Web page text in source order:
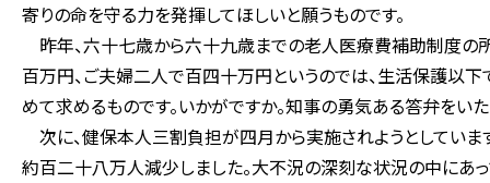
寄りの命を守る力を発揮してほしいと願うものです。
昨年、六十七歳から六十九歳までの老人医療費補助制度の
百万円、ご夫婦二人で百四十万円というのでは、生活保護以
めて求めるものです。いかがですか。知事の勇気ある答弁をい
次に、健保本人三割負担が四月から実施されようとしてい
約百二十八万人減少しました。大不況の深刻な状況の中にあっ